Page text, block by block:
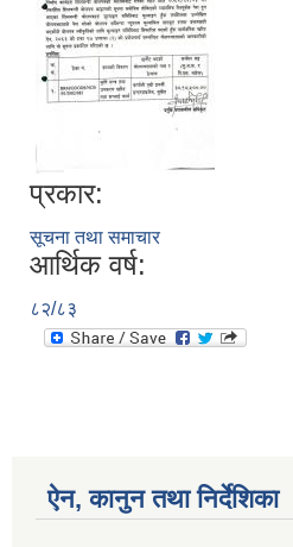
प्रकार:
सूचना तथा समाचार
आर्थिक वर्ष:
८२/८३
ऐन, कानुन तथा निर्देशिका